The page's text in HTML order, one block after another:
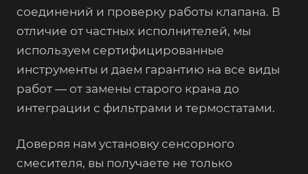
соединений и проверку работы клапана. В
отличие от частных исполнителей, мы
используем сертифицированные
инструменты и даем гарантию на все виды
работ — от замены старого крана до
интеграции с фильтрами и термостатами.
Доверяя нам установку сенсорного
смесителя, вы получаете не только